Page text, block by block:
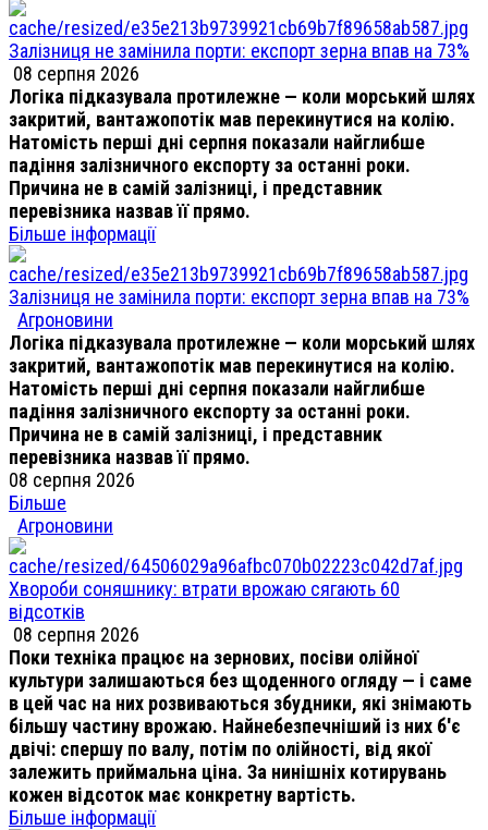
Залізниця не замінила порти: експорт зерна впав на 73%
08 серпня 2026
Логіка підказувала протилежне — коли морський шлях
закритий, вантажопотік мав перекинутися на колію.
Натомість перші дні серпня показали найглибше
падіння залізничного експорту за останні роки.
Причина не в самій залізниці, і представник
перевізника назвав її прямо.
Більше інформації
Залізниця не замінила порти: експорт зерна впав на 73%
Агроновини
Логіка підказувала протилежне — коли морський шлях
закритий, вантажопотік мав перекинутися на колію.
Натомість перші дні серпня показали найглибше
падіння залізничного експорту за останні роки.
Причина не в самій залізниці, і представник
перевізника назвав її прямо.
08 серпня 2026
Більше
Агроновини
Хвороби соняшнику: втрати врожаю сягають 60
відсотків
08 серпня 2026
Поки техніка працює на зернових, посіви олійної
культури залишаються без щоденного огляду — і саме
в цей час на них розвиваються збудники, які знімають
більшу частину врожаю. Найнебезпечніший із них б'є
двічі: спершу по валу, потім по олійності, від якої
залежить приймальна ціна. За нинішніх котирувань
кожен відсоток має конкретну вартість.
Більше інформації